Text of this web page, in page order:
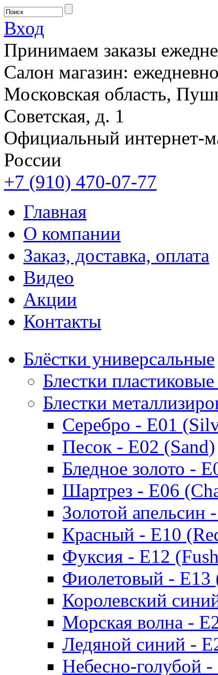
Вход
Принимаем заказы
Салон магазин:
Московская область,
Советская, д. 1
Официальный интернет-
России
+7 (910) 470-07-77
Главная
О компании
Заказ, доставка, оплата
Видео
Акции
Контакты
Блёстки универсальные
Блестки
Блестки
Серебро - Е01
Песок - Е02 (Sand)
Бледное золото -
Шартрез - Е06
Золотой апельсин
Красный - Е10
Фуксия - Е12
Фиолетовый - Е13
Королевский
Морская волна -
Ледяной синий -
Небесно-голубой